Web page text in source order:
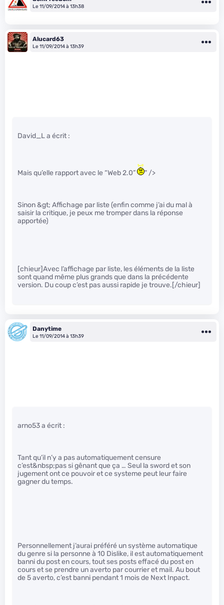
Le 11/09/2014 à 13h38
Alucard63
Le 11/09/2014 à 13h39
David_L a écrit :
Mais qu’elle rapport avec le “Web 2.0” " />
Sinon &gt; Affichage par liste (enfin comme j’ai du mal à
saisir la critique, je peux me tromper dans la réponse
apportée)
[chieur]Avec l’affichage par liste, les éléments de la liste
sont quand même plus grands que dans la précédente
version. Du coup c’est pas aussi rapide je trouve.[/chieur]
Danytime
Le 11/09/2014 à 13h39
arno53 a écrit :
Tant qu’il n’y a pas automatiquement censure
c’est&nbsp;pas si gênant que ça … Seul la sword et son
jugement ont ce pouvoir et ce systeme peut leur faire
gagner du temps.
Personnellement j’aurai préféré un système automatique
du genre si la personne à 10 Dislike, il est automatiquement
banni du post en cours, tout ses posts effacé du post en
cours et se prendre un averto par courrier et mail. Au bout
de 5 averto, c’est banni pendant 1 mois de Next Inpact.